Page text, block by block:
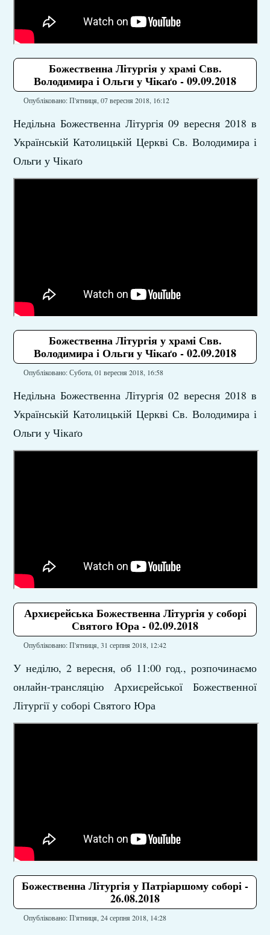
Божественна Літургія у храмі Свв.
Володимира і Ольги у Чікаґо - 09.09.2018
Опубліковано: П'ятниця, 07 вересня 2018, 16:12
Недільна Божественна Літургія 09 вересня 2018 в
Українській Католицькій Церкві Св. Володимира і
Ольги у Чікаґо
Божественна Літургія у храмі Свв.
Володимира і Ольги у Чікаґо - 02.09.2018
Опубліковано: Субота, 01 вересня 2018, 16:58
Недільна Божественна Літургія 02 вересня 2018 в
Українській Католицькій Церкві Св. Володимира і
Ольги у Чікаґо
Архиєрейська Божественна Літургія у соборі
Святого Юра - 02.09.2018
Опубліковано: П'ятниця, 31 серпня 2018, 12:42
У неділю, 2 вересня, об 11:00 год., розпочинаємо
онлайн-трансляцію Архиєрейської Божественної
Літургії у соборі Святого Юра
Божественна Літургія у Патріаршому соборі -
26.08.2018
Опубліковано: П'ятниця, 24 серпня 2018, 14:28